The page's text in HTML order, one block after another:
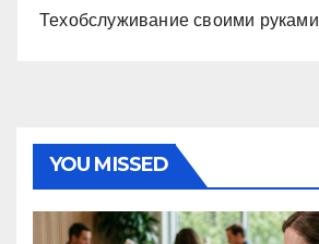
Техобслуживание своими руками
YOU MISSED